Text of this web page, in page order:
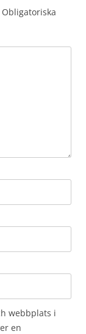
Obligatoriska
webbplats i
en